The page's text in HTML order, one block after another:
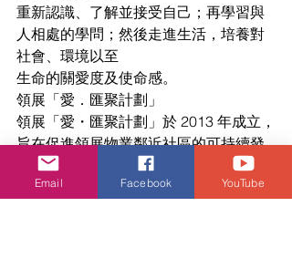
重新認識、了解並接受自己；再學習與
人相處的學問；然後走進生活，培養對
社會、環境以至
生命的關愛度及使命感。
領展「愛．匯聚計劃」
領展「愛・匯聚計劃」於 2013 年成立，
旨在促進領展物業鄰近社區的可持續發
展。計劃成立
至今共 投放 1. 4 億元予超過 180 個慈善
Email Facebook YouTube